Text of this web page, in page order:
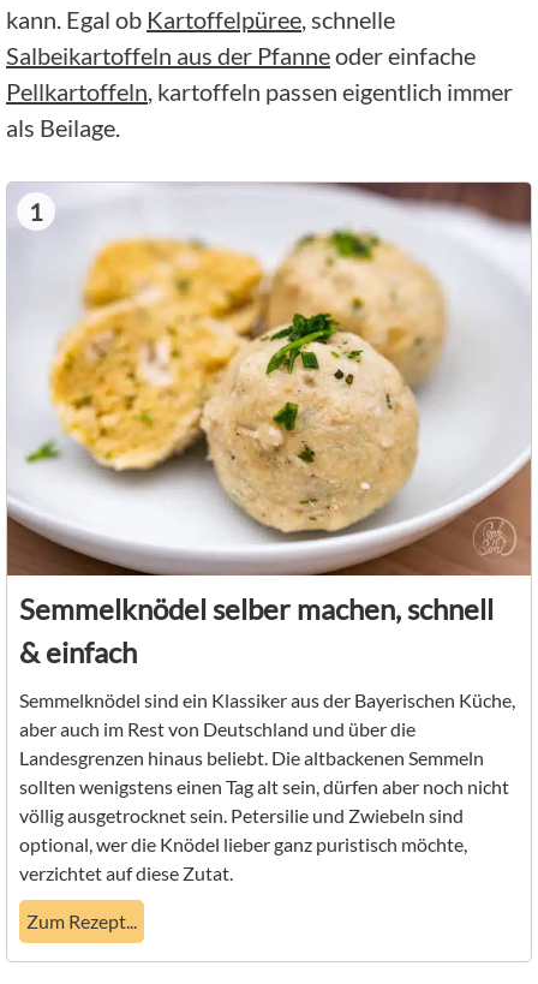
kann. Egal ob Kartoffelpüree, schnelle
Salbeikartoffeln aus der Pfanneoder einfache
Pellkartoffeln, kartoffeln passen eigentlich immer
als Beilage.
1
Semmelknödel selber machen, schnell
& einfach
Semmelknödel sind ein Klassiker aus der Bayerischen Küche,
aber auch im Rest von Deutschland und über die
Landesgrenzen hinaus beliebt. Die altbackenen Semmeln
sollten wenigstens einen Tag alt sein, dürfen aber noch nicht
völlig ausgetrocknet sein. Petersilie und Zwiebeln sind
optional, wer die Knödel lieber ganz puristisch möchte,
verzichtet auf diese Zutat.
Zum Rezept...